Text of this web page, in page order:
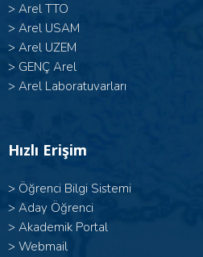
> Arel TTO
> Arel USAM
> Arel UZEM
> GENÇ Arel
> Arel Laboratuvarları
Hızlı Erişim
> Öğrenci Bilgi Sistemi
> Aday Öğrenci
> Akademik Portal
> Webmail